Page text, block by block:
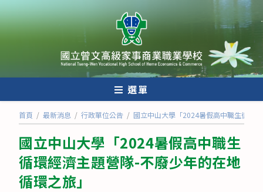
跳
轉
至
內
選單
首頁 / 最新消息 / 行政單位公告 / 國立中山大學「2024暑假高中職生循環
國立中山大學「2024暑假高中職生
循環經濟主題營隊-不廢少年的在地
循環之旅」